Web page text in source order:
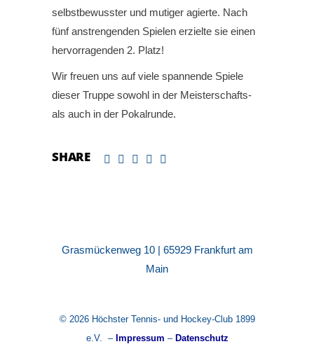
selbstbewusster und mutiger agierte. Nach
fünf anstrengenden Spielen erzielte sie einen
hervorragenden 2. Platz!
Wir freuen uns auf viele spannende Spiele
dieser Truppe sowohl in der Meisterschafts-
als auch in der Pokalrunde.
SHARE
Grasmückenweg 10 | 65929 Frankfurt am
Main
© 2026 Höchster Tennis- und Hockey-Club 1899
e.V. – Impressum – Datenschutz